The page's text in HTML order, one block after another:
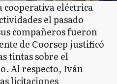
cooperativa eléctrica
el pasado
compañeros fueron
de Coorsep justificó
tintas sobre el
Al respecto, Iván
licitaciones